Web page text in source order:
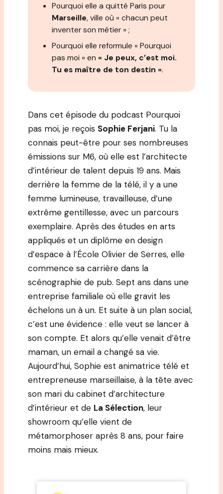
Pourquoi elle a quitté Paris pour
Marseille, ville où « chacun peut
inventer son métier » ;
Pourquoi elle reformule « Pourquoi
pas moi » en « Je peux, c’est moi.
Tu es maître de ton destin ».
Dans cet épisode du podcast Pourquoi
pas moi, je reçois Sophie Ferjani. Tu la
connais peut-être pour ses nombreuses
émissions sur M6, où elle est l’architecte
d’intérieur de talent depuis 19 ans. Mais
derrière la femme de la télé, il y a une
femme lumineuse, travailleuse, d’une
extrême gentillesse, avec un parcours
exemplaire. Après des études en arts
appliqués et un diplôme en design
d’espace à l’École Olivier de Serres, elle
commence sa carrière dans la
scénographie de pub. Sept ans dans une
entreprise familiale où elle gravit les
échelons un à un. Et suite à un plan social,
c’est une évidence : elle veut se lancer à
son compte. Et alors qu’elle venait d’être
maman, un email a changé sa vie.
Aujourd’hui, Sophie est animatrice télé et
entrepreneuse marseillaise, à la tête avec
son mari du cabinet d’architecture
d’intérieur et de La Sélection, leur
showroom qu’elle vient de
métamorphoser après 8 ans, pour faire
moins mais mieux.